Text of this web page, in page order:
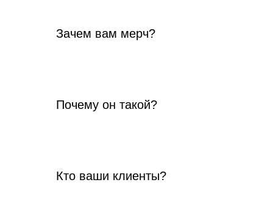
Зачем вам мерч?
Почему он такой?
Кто ваши клиенты?